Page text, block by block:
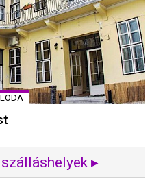
szálláshelyek ▸